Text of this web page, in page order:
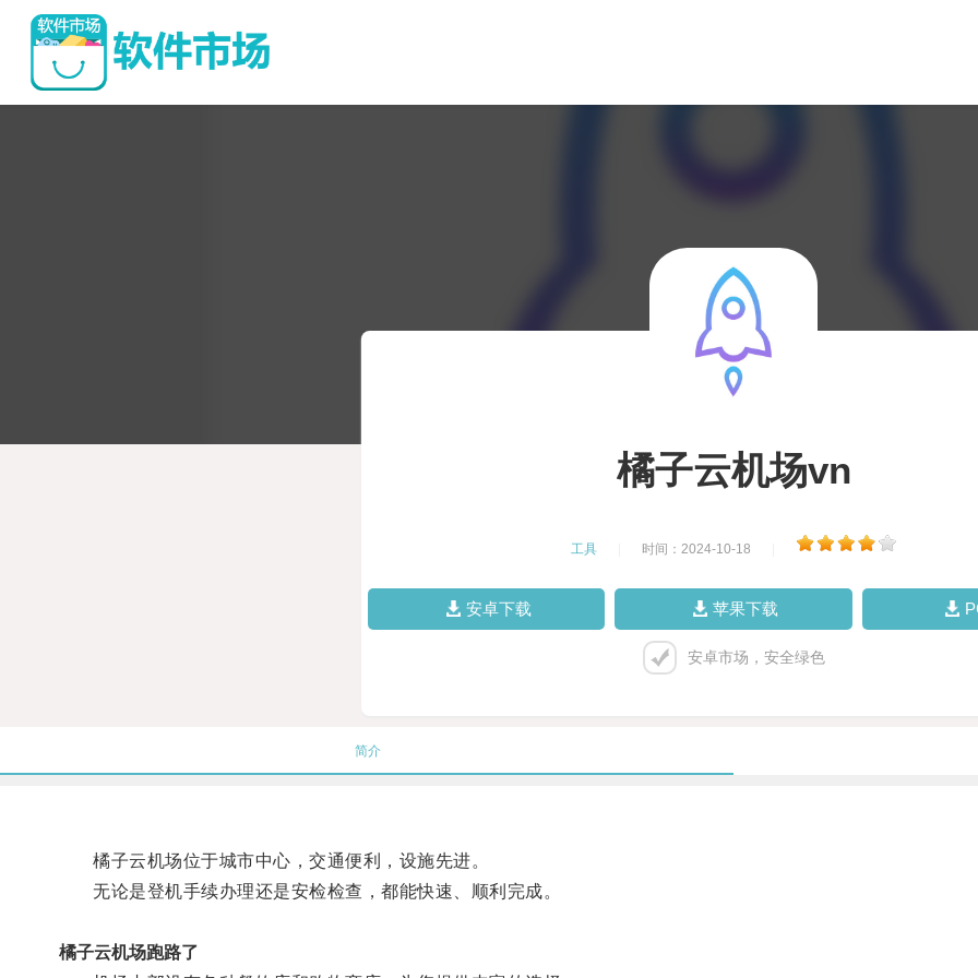
橘子云机场vn
工具 时间：2024-10-18
安卓下载 苹果下载
安卓市场，安全绿色
简介
橘子云机场位于城市中心，交通便利，设施先进。
无论是登机手续办理还是安检检查，都能快速、顺利完成。
橘子云机场跑路了